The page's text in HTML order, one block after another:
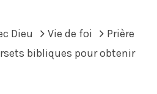
Dieu Vie de foi
Prière
bibliques pour obtenir